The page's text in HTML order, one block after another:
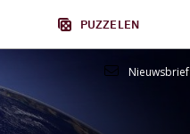
PUZZELEN
Nieuwsbrief